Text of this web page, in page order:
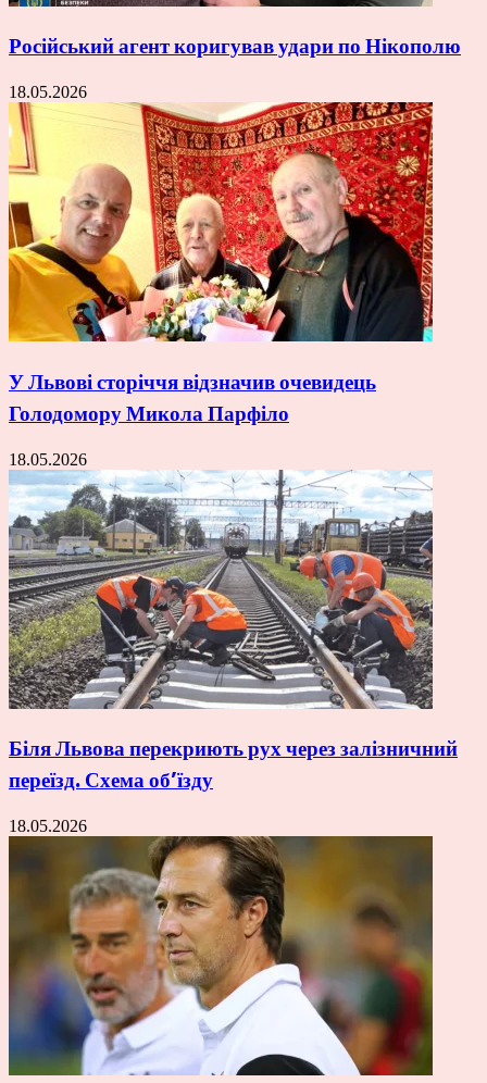
Російський агент коригував удари по Нікополю
18.05.2026
У Львові сторіччя відзначив очевидець
Голодомору Микола Парфіло
18.05.2026
Біля Львова перекриють рух через залізничний
переїзд. Схема об’їзду
18.05.2026